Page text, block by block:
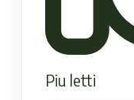
Piu letti